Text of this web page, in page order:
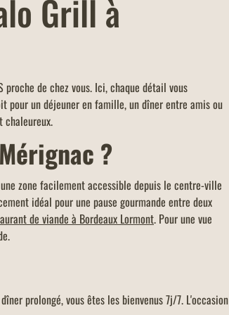
votre carte famille nombreuse et dans la
limite d'un menu KIDS par addition.
Grill à
de chez vous. Ici, chaque détail vous
pour un déjeuner en famille, un dîner entre amis ou
chaleureux.
?
zone facilement accessible depuis le centre-ville
idéal pour une pause gourmande entre deux
de viande à Bordeaux Lormont. Pour une vue
prolongé, vous êtes les bienvenus 7j/7. L'occasion